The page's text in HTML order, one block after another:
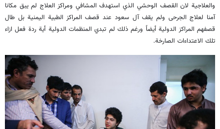
والعلاجية لان القصف الوحشي الذي استهدف المشافي ومراكز العلاج لم يبق مكانا
آمنا لعلاج الجرحى ولم يقف آل سعود عند قصف المراكز الطبية اليمنية بل طال
قصفهم المراكز الدولية أيضاً ورغم ذلك لم تبدي المنظمات الدولية أية ردة فعل ازاء
تلك الاعتداءات الصارخة.